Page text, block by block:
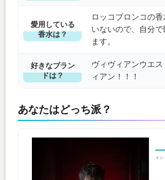
愛用している
香水は？
ロッコブロンコの
いないので、自分
ます。
好きなブラン
ドは？
ヴィヴィアンウエ
ィアン！！！
あなたはどっち派？